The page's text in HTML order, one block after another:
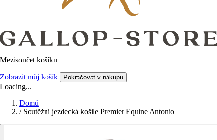
Mezisoučet košíku
Zobrazit můj košík Pokračovat v nákupu
Loading...
Domů
/ Soutěžní jezdecká košile Premier Equine Antonio